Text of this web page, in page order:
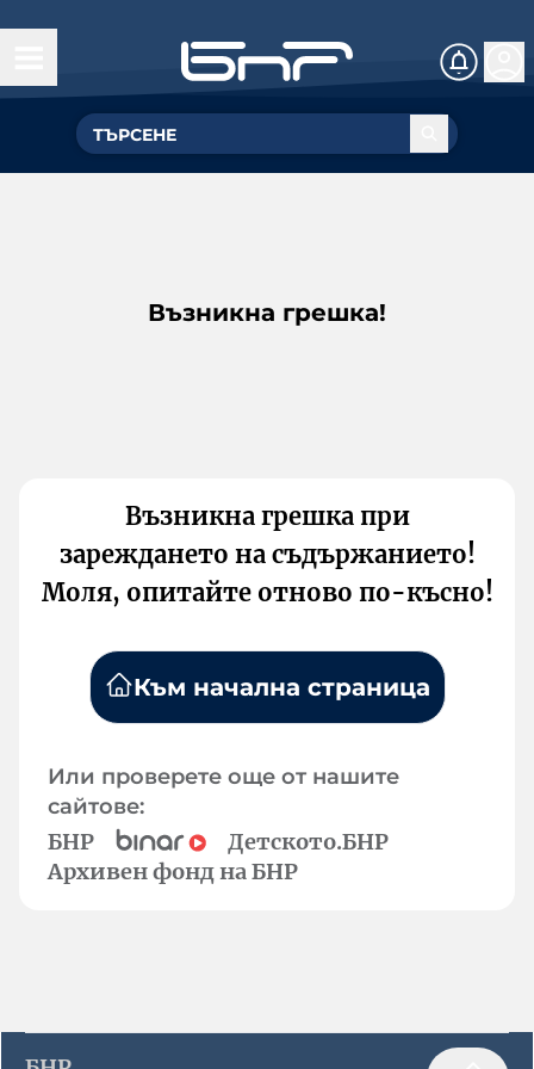
Възникна грешка!
Възникна грешка при
зареждането на съдържанието!
Моля, опитайте отново по-късно!
Към начална страница
Или проверете още от нашите
сайтове:
БНР
Детското.БНР
Архивен фонд на БНР